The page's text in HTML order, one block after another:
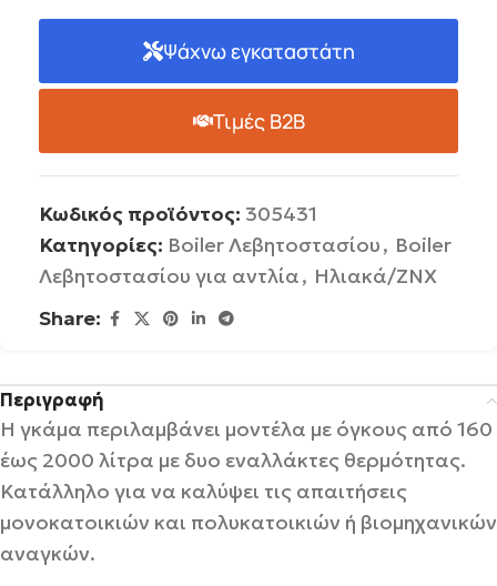
Ψάχνω εγκαταστάτη
Τιμές B2B
Κωδικός προϊόντος: 305431
Κατηγορίες: Boiler Λεβητοστασίου, Boiler
Λεβητοστασίου για αντλία, Ηλιακά/ΖΝΧ
Share:
Περιγραφή
Η γκάμα περιλαμβάνει μοντέλα με όγκους από 160
έως 2000 λίτρα με δυο εναλλάκτες θερμότητας.
Κατάλληλο για να καλύψει τις απαιτήσεις
μονοκατοικιών και πολυκατοικιών ή βιομηχανικών
αναγκών.